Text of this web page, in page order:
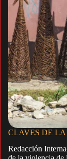
CLAVES DE
Redacción